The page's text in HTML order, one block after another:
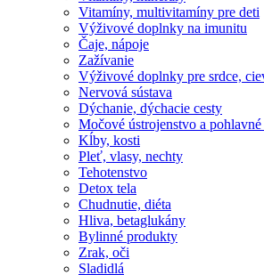
Vitamíny, multivitamíny pre deti
Výživové doplnky na imunitu
Čaje, nápoje
Zažívanie
Výživové doplnky pre srdce,
Nervová sústava
Dýchanie, dýchacie cesty
Močové ústrojenstvo a
Kĺby, kosti
Pleť, vlasy, nechty
Tehotenstvo
Detox tela
Chudnutie, diéta
Hliva, betaglukány
Bylinné produkty
Zrak, oči
Sladidlá